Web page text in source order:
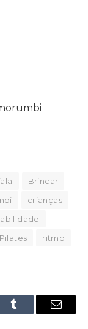
Brincar
crianças
Pilates
ritmo
Tumblr Email